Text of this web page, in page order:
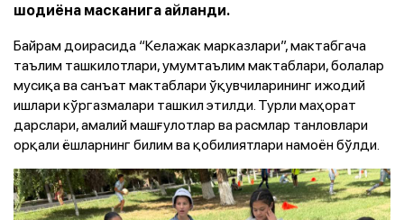
шодиёна масканига айланди.
Байрам доирасида “Келажак марказлари”, мактабгача
таълим ташкилотлари, умумтаълим мактаблари, болалар
мусиқа ва санъат мактаблари ўқувчиларининг ижодий
ишлари кўргазмалари ташкил этилди. Турли маҳорат
дарслари, амалий машғулотлар ва расмлар танловлари
орқали ёшларнинг билим ва қобилиятлари намоён бўлди.